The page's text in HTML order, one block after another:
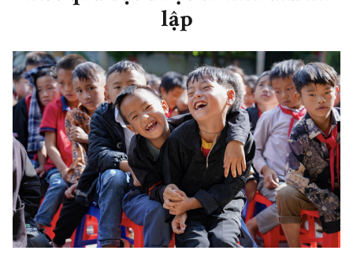
HR21101
học
đường
Nhom 6 co ChiHM
Ánh sáng
học
đường
28/7/2026 500.000
Nhom 2
DM21105
Ánh sáng
học
đường
28/7/2026 500.000
Gear Inc VN
Mặt trời
hy vọng
28/7/2026 26.333.277
lập